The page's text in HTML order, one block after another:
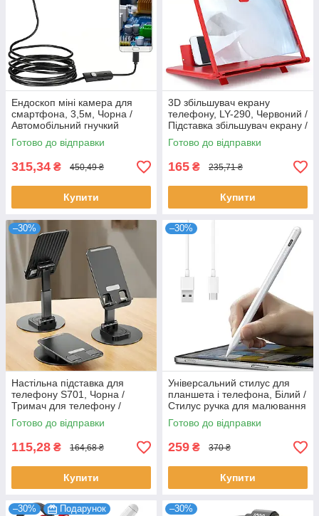
Ендоскоп міні камера для
смартфона, 3,5м, Чорна /
Автомобільний гнучкий
ендоскоп / Міні камера для
телефону
Готово до відправки
315,34 ₴ 450,49 ₴
Купити
3D збільшувач екрану
телефону, LY-290, Червоний /
Підставка збільшувач екрану /
Складний збільшувач для
екрану телефону
Готово до відправки
165 ₴ 235,71 ₴
Купити
–30%
Настільна підставка для
телефону S701, Чорна /
Тримач для телефону /
Підставка під телефон на стіл
Готово до відправки
115,28 ₴ 164,68 ₴
Купити
–30%
Універсальний стилус для
планшета і телефона, Білий /
Стилус ручка для малювання
/ Стилус для айпада
Готово до відправки
259 ₴ 370 ₴
Купити
–30% Подарунок –30%